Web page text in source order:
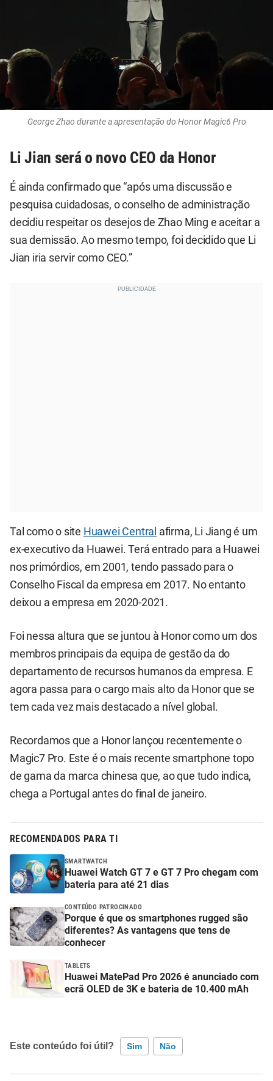
George Zhao durante a apresentação do Honor Magic6 Pro
Li Jian será o novo CEO da Honor
É ainda confirmado que “após uma discussão e
pesquisa cuidadosas, o conselho de administração
decidiu respeitar os desejos de Zhao Ming e aceitar a
sua demissão. Ao mesmo tempo, foi decidido que Li
Jian iria servir como CEO.”
Tal como o site Huawei Central afirma, Li Jiang é um
ex-executivo da Huawei. Terá entrado para a Huawei
nos primórdios, em 2001, tendo passado para o
Conselho Fiscal da empresa em 2017. No entanto
deixou a empresa em 2020-2021.
Foi nessa altura que se juntou à Honor como um dos
membros principais da equipa de gestão da do
departamento de recursos humanos da empresa. E
agora passa para o cargo mais alto da Honor que se
tem cada vez mais destacado a nível global.
Recordamos que a Honor lançou recentemente o
Magic7 Pro. Este é o mais recente smartphone topo
de gama da marca chinesa que, ao que tudo indica,
chega a Portugal antes do final de janeiro.
RECOMENDADOS PARA TI
SMARTWATCH
Huawei Watch GT 7 e GT 7 Pro chegam com
bateria para até 21 dias
CONTEÚDO PATROCINADO
Porque é que os smartphones rugged são
diferentes? As vantagens que tens de
conhecer
TABLETS
Huawei MatePad Pro 2026 é anunciado com
ecrã OLED de 3K e bateria de 10.400 mAh
Este conteúdo foi útil? Sim Não